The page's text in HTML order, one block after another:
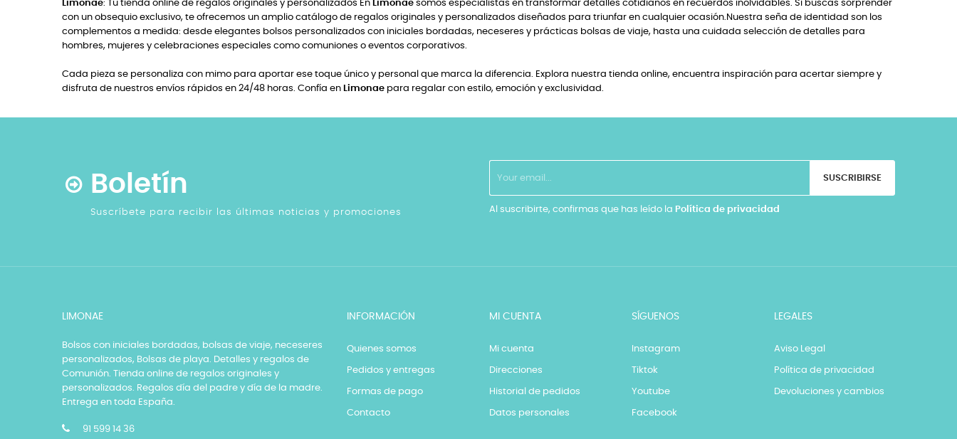
Limonae: Tu tienda online de regalos originales y personalizados En Limonae somos especialistas en transformar detalles cotidianos en recuerdos inolvidables. Si buscas sorprender
con un obsequio exclusivo, te ofrecemos un amplio catálogo de regalos originales y personalizados diseñados para triunfar en cualquier ocasión.Nuestra seña de identidad son los
complementos a medida: desde elegantes bolsos personalizados con iniciales bordadas, neceseres y prácticas bolsas de viaje, hasta una cuidada selección de detalles para
hombres, mujeres y celebraciones especiales como comuniones o eventos corporativos.
Cada pieza se personaliza con mimo para aportar ese toque único y personal que marca la diferencia. Explora nuestra tienda online, encuentra inspiración para acertar siempre y
disfruta de nuestros envíos rápidos en 24/48 horas. Confía en Limonae para regalar con estilo, emoción y exclusividad.
Boletín
Suscríbete para recibir las últimas noticias y promociones
SUSCRIBIRSE
Al suscribirte, confirmas que has leído la Política de privacidad
LIMONAE
Bolsos con iniciales bordadas, bolsas de viaje, neceseres
personalizados, Bolsas de playa. Detalles y regalos de
Comunión. Tienda online de regalos originales y
personalizados. Regalos día del padre y día de la madre.
Entrega en toda España.
91 599 14 36
INFORMACIÓN
Quienes somos
Pedidos y entregas
Formas de pago
Contacto
MI CUENTA
Mi cuenta
Direcciones
Historial de pedidos
Datos personales
SÍGUENOS
Instagram
Tiktok
Youtube
Facebook
LEGALES
Aviso Legal
Política de privacidad
Devoluciones y cambios